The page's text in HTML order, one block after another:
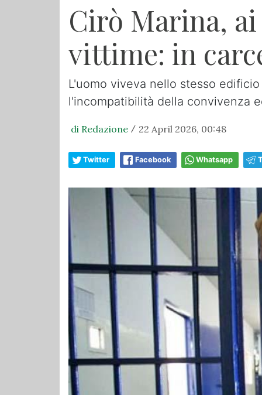
Cirò Marina,
vittime: in
L'uomo viveva nello stesso
l'incompatibilità della convivenza
di Redazione / 22 April 2026, 00:48
Twitter Facebook Whatsapp